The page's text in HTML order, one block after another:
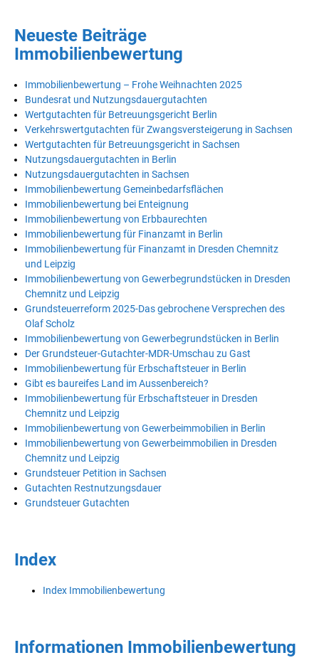
Neueste Beiträge
Immobilienbewertung
Immobilienbewertung – Frohe Weihnachten 2025
Bundesrat und Nutzungsdauergutachten
Wertgutachten für Betreuungsgericht Berlin
Verkehrswertgutachten für Zwangsversteigerung in Sachsen
Wertgutachten für Betreuungsgericht in Sachsen
Nutzungsdauergutachten in Berlin
Nutzungsdauergutachten in Sachsen
Immobilienbewertung Gemeinbedarfsflächen
Immobilienbewertung bei Enteignung
Immobilienbewertung von Erbbaurechten
Immobilienbewertung für Finanzamt in Berlin
Immobilienbewertung für Finanzamt in Dresden Chemnitz
und Leipzig
Immobilienbewertung von Gewerbegrundstücken in Dresden
Chemnitz und Leipzig
Grundsteuerreform 2025-Das gebrochene Versprechen des
Olaf Scholz
Immobilienbewertung von Gewerbegrundstücken in Berlin
Der Grundsteuer-Gutachter-MDR-Umschau zu Gast
Immobilienbewertung für Erbschaftsteuer in Berlin
Gibt es baureifes Land im Aussenbereich?
Immobilienbewertung für Erbschaftsteuer in Dresden
Chemnitz und Leipzig
Immobilienbewertung von Gewerbeimmobilien in Berlin
Immobilienbewertung von Gewerbeimmobilien in Dresden
Chemnitz und Leipzig
Grundsteuer Petition in Sachsen
Gutachten Restnutzungsdauer
Grundsteuer Gutachten
Index
Index Immobilienbewertung
Informationen Immobilienbewertung